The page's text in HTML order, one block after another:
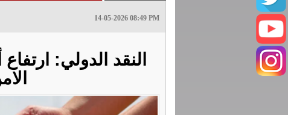
14-05-2026 08:49 PM
النقد الدولي: